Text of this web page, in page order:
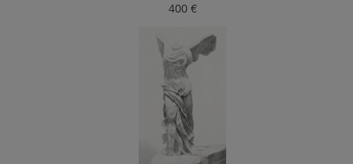
Prix ​​actuel
400 €